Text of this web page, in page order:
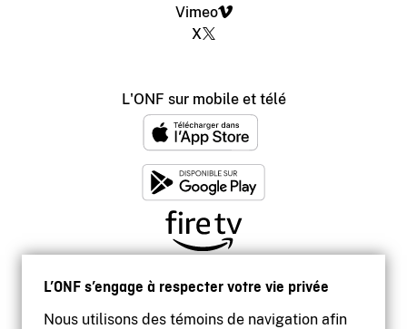
L’ONF s’engage à respecter votre vie privée
Nous utilisons des témoins de navigation afin
Vimeo
X
L'ONF sur mobile et télé